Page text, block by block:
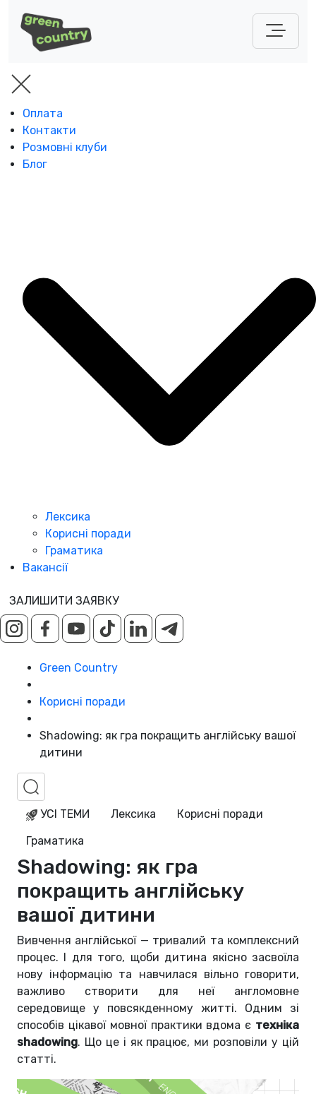
Оплата
Контакти
Розмовні клуби
Блог
Лексика
Корисні поради
Граматика
Вакансії
ЗАЛИШИТИ ЗАЯВКУ
Green Country
Корисні поради
Shadowing: як гра покращить англійську вашої
дитини
УСІ ТЕМИ Лексика
Корисні поради
Граматика
Shadowing: як гра
покращить англійську
вашої дитини
Вивчення англійської — тривалий та комплексний
процес. І для того, щоби дитина якісно засвоїла
нову інформацію та навчилася вільно говорити,
важливо створити для неї англомовне
середовище у повсякденному житті. Одним зі
способів цікавої мовної практики вдома є техніка
shadowing. Що це і як працює, ми розповіли у цій
статті.